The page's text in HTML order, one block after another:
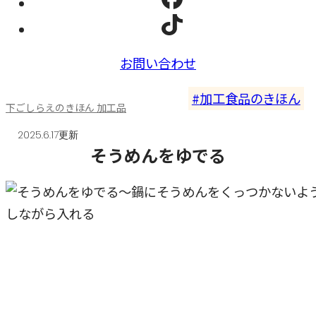
お問い合わせ
下ごしらえのきほん 加工品 加工食品のきほん
2025.6.17更新
そうめんをゆでる